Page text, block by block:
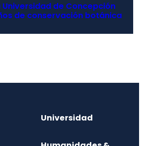
de Concepción
de conservación botánica
Universidad